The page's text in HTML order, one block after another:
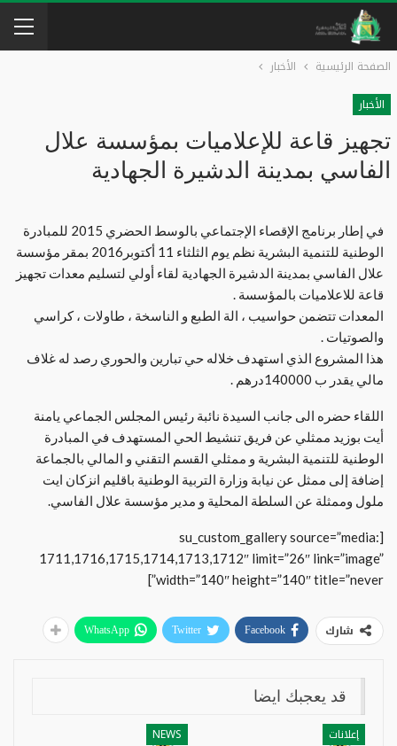
الصفحة الرئيسية
الأخبار
الأخبار
تجهيز قاعة للإعلاميات بمؤسسة علال
الفاسي بمدينة الدشيرة الجهادية
في إطار برنامج الإقصاء الإجتماعي بالوسط الحضري 2015 للمبادرة
الوطنية للتنمية البشرية نظم يوم الثلثاء 11 أكتوبر2016 بمقر مؤسسة
علال الفاسي بمدينة الدشيرة الجهادية لقاء أولي لتسليم معدات تجهيز
قاعة للاعلاميات بالمؤسسة .
المعدات تتضمن حواسيب ، الة الطبع و الناسخة ، طاولات ، كراسي
والصوتيات .
هذا المشروع الذي استهدف خلاله حي تبارين والحوري رصد له غلاف
مالي يقدر ب 140000درهم .
اللقاء حضره الى جانب السيدة نائبة رئيس المجلس الجماعي يامنة
أيت بوزيد ممثلي عن فريق تنشيط الحي المستهدف في المبادرة
الوطنية للتنمية البشرية و ممثلي القسم التقني و المالي بالجماعة
إضافة إلى ممثل عن نيابة وزارة التربية الوطنية باقليم انزكان ايت
ملول وممثلة عن السلطة المحلية و مدير مؤسسة علال الفاسي.
[su_custom_gallery source=”media:
1711,1716,1715,1714,1713,1712″ limit=”26″ link=”image”
width=”140″ height=”140″ title=”never”]
شارك Facebook
Twitter
WhatsApp
قد يعجبك ايضا
إعلانات NEWS